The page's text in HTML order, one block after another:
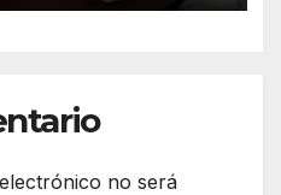
no será